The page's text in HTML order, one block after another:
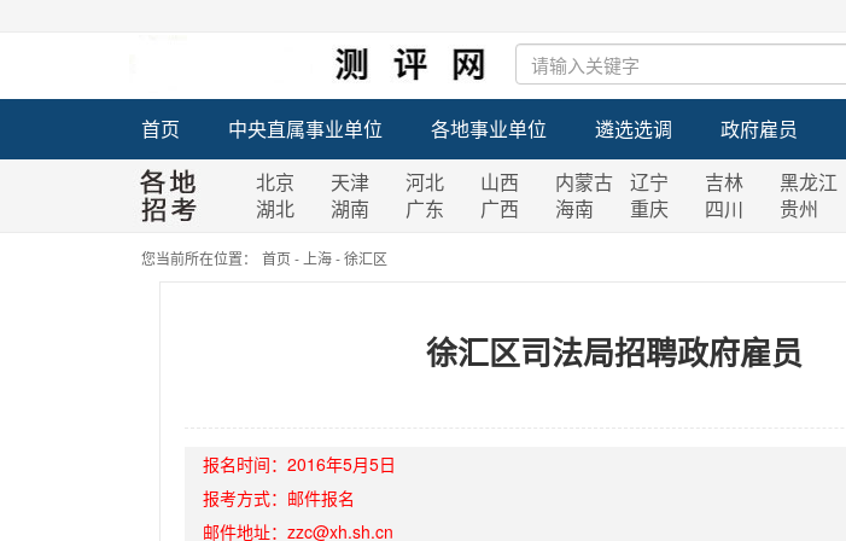
首页 中央直属事业单位 各地事业单位 遴选选调 政府雇员
北京
天津 河北 山西 内蒙古 辽宁 吉林 黑龙江
湖北
湖南 广东 广西 海南 重庆 四川 贵州
您当前所在位置： 首页- 上海-徐汇区
徐汇区司法局招聘政府雇员
报名时间： 2016年5月5日
报考方式： 邮件报名
邮件地址： zzc@xh.sh.cn